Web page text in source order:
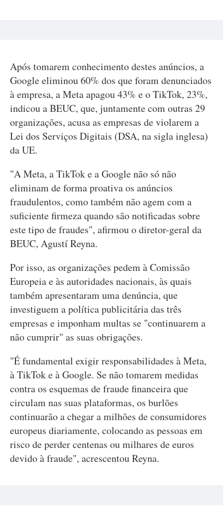
Após tomarem conhecimento destes anúncios, a
Google eliminou 60% dos que foram denunciados
à empresa, a Meta apagou 43% e o TikTok, 23%,
indicou a BEUC, que, juntamente com outras 29
organizações, acusa as empresas de violarem a
Lei dos Serviços Digitais (DSA, na sigla inglesa)
da UE.
"A Meta, a TikTok e a Google não só não
eliminam de forma proativa os anúncios
fraudulentos, como também não agem com a
suficiente firmeza quando são notificadas sobre
este tipo de fraudes", afirmou o diretor-geral da
BEUC, Agustí Reyna.
Por isso, as organizações pedem à Comissão
Europeia e às autoridades nacionais, às quais
também apresentaram uma denúncia, que
investiguem a política publicitária das três
empresas e imponham multas se "continuarem a
não cumprir" as suas obrigações.
"É fundamental exigir responsabilidades à Meta,
à TikTok e à Google. Se não tomarem medidas
contra os esquemas de fraude financeira que
circulam nas suas plataformas, os burlões
continuarão a chegar a milhões de consumidores
europeus diariamente, colocando as pessoas em
risco de perder centenas ou milhares de euros
devido à fraude", acrescentou Reyna.